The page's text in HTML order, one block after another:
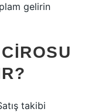
gelirin
takibi